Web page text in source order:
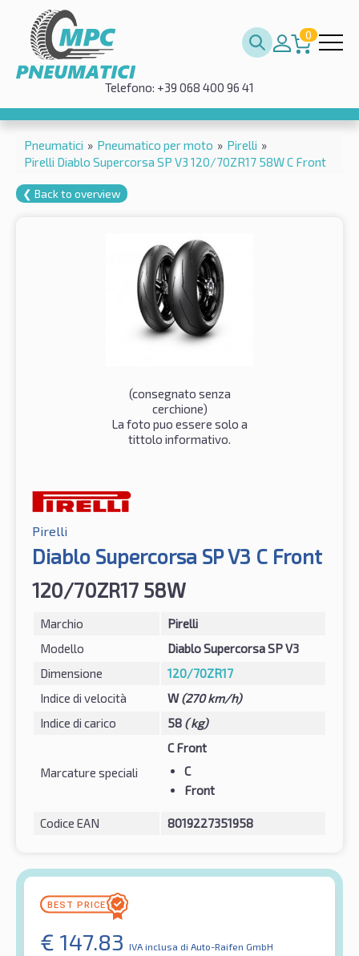
0
Telefono: +39 068 400 96 41
Pneumatici » Pneumatico per moto » Pirelli »
Pirelli Diablo Supercorsa SP V3 120/70ZR17 58W C Front
❮ Back to overview
(consegnato senza
cerchione)
La foto puo essere solo a
tittolo informativo.
Pirelli
Diablo Supercorsa SP V3 C Front
120/70ZR17 58W
Marchio
Pirelli
Modello
Diablo Supercorsa SP V3
Dimensione
120/70ZR17
Indice di velocità
W(270 km/h)
Indice di carico
58 ( kg)
Marcature speciali
C Front
C
Front
Codice EAN 8019227351958
€ 147.83 IVA inclusa di Auto-Raifen GmbH